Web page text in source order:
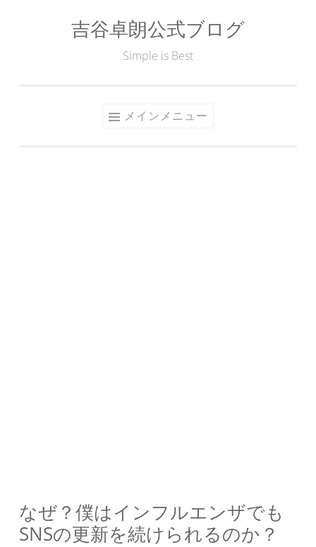
吉谷卓朗公式ブログ
Simple is Best
メインメニュー
なぜ？僕はインフルエンザでも
SNSの更新を続けられるのか？